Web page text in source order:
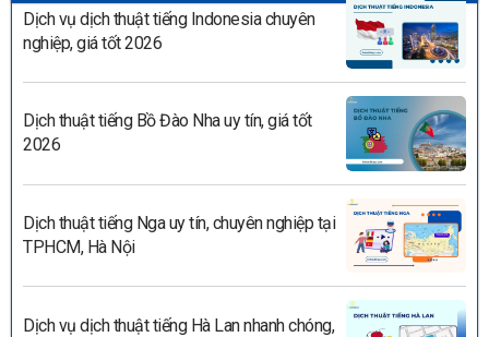
Dịch vụ dịch thuật tiếng Indonesia chuyên
nghiệp, giá tốt 2026
Dịch thuật tiếng Bồ Đào Nha uy tín, giá tốt
2026
Dịch thuật tiếng Nga uy tín, chuyên nghiệp tại
TPHCM, Hà Nội
Dịch vụ dịch thuật tiếng Hà Lan nhanh chóng,